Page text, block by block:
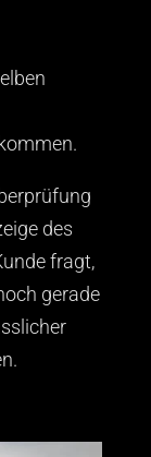
des
fragt,
gerade